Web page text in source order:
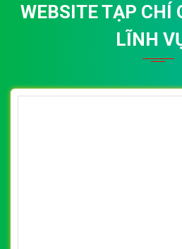
WEBSITE TẠP CHÍ
LĨNH